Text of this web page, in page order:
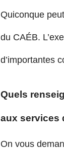
Quiconque
du CAÉB.
d’importantes
Quels
aux services
On vous